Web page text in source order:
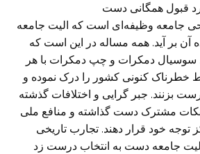
قبول همگانی دست
جامعه وظیفه‌ای است که الیت جامعه
آن بر آید. همه مساله در این است که
سوسیال دمکرات و چپ دمکرات با هر
خطرناک کنونی کشور را درک نموده و
بزنند. جبر گرایی و اختلافات گذشته
نکات مشترک دست گذاشته و منافع ملی
توجه خود قرار دهند. تجارب تاریخی
جامعه دست به انتخاب درست زد